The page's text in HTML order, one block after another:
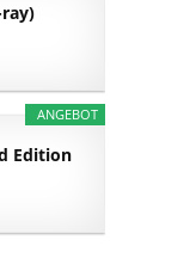
ANGEBOT
Edition